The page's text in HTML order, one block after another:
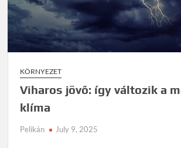
folyamatot? Az első nap élménye mint
eszköz
Farmer Expo: útkeresés és
A kereskedelem lehet a
Viharos jövő: így változik a magyar
Helyi családi vállalkozás segíti, hogy
KÖRNYEZET
Viharos jövő: így változik a
klíma
Pelikán July 9, 2025